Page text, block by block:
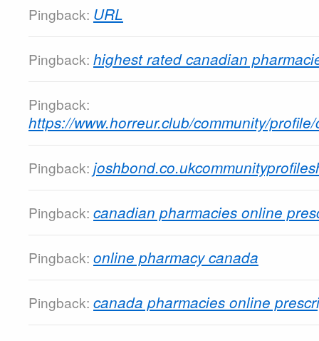
Pingback: URL
Pingback: highest rated canadian
Pingback:
https://www.horreur.club/community/
Pingback:
Pingback: canadian pharmacies online
Pingback: online pharmacy canada
Pingback: canada pharmacies online